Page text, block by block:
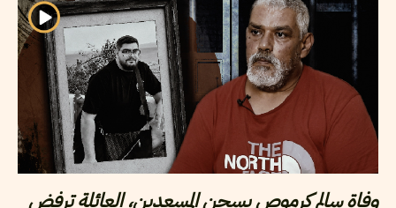
وفاة سالم كرموص بسجن المسعدين، العائلة ترفض